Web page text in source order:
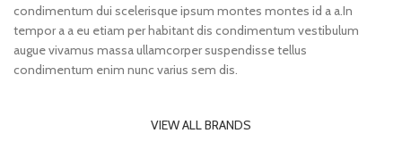
condimentum dui scelerisque ipsum montes montes id a a.In
tempor a a eu etiam per habitant dis condimentum vestibulum
augue vivamus massa ullamcorper suspendisse tellus
condimentum enim nunc varius sem dis.
VIEW ALL BRANDS